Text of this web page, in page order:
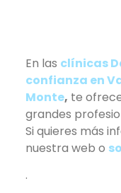
En las clínicas
confianza en
Monte, te
grandes
Si quieres más
nuestra web o
.